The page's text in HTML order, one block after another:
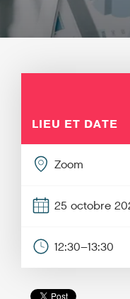
LIEU ET DATE
Zoom
25 octobre
12:30–13:30